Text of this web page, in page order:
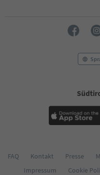
FAQ Kontakt Presse
Impressum
Cookie